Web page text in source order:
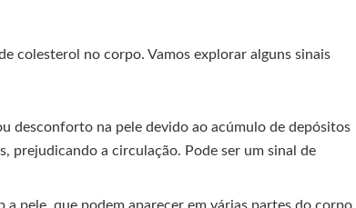
colesterol no corpo. Vamos explorar alguns sinais
desconforto na pele devido ao acúmulo de depósitos
prejudicando a circulação. Pode ser um sinal de